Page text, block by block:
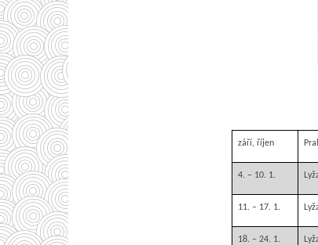
září, říjen
4. – 10. 1.
11. – 17. 1.
18. – 24. 1.